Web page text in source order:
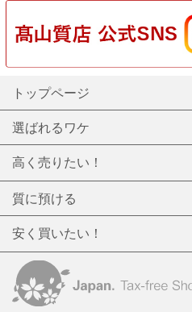
トップページ
選ばれるワケ
高く売りたい！
質に預ける
安く買いたい！